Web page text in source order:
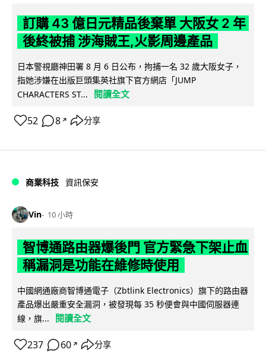
訂購 43 億日元精品後棄單 大阪女 2 年
後終被捕 涉海賊王,火影周邊產品
日本警視廳神田署 8 月 6 日公布，拘捕一名 32 歲大阪女子，
指她涉嫌在出版巨頭集英社旗下官方網店「JUMP
CHARACTERS ST...
閱讀全文
52 8 ↗ 分享
商業科技 資訊保安
Vin 10 小時
智博通路由器爆後門 官方緊急下架止血
稱漏洞是功能在維修時使用
中國網通廠商智博通電子（Zbtlink Electronics）旗下的路由器
產品爆出嚴重安全漏洞，被發現每 35 秒便會與中國伺服器連
線，旗...
閱讀全文
237 60 ↗ 分享